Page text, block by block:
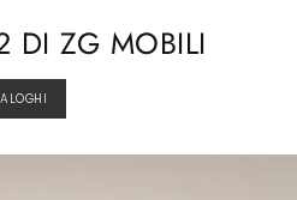
DI ZG MOBILI